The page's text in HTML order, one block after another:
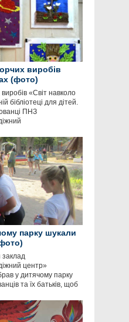
виробів
(фото)
«Світ навколо
бібліотеці для дітей.
ПНЗ
парку шукали
заклад
центр»
у дитячому парку
та їх батьків, щоб